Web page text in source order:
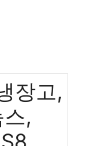
장고,
,